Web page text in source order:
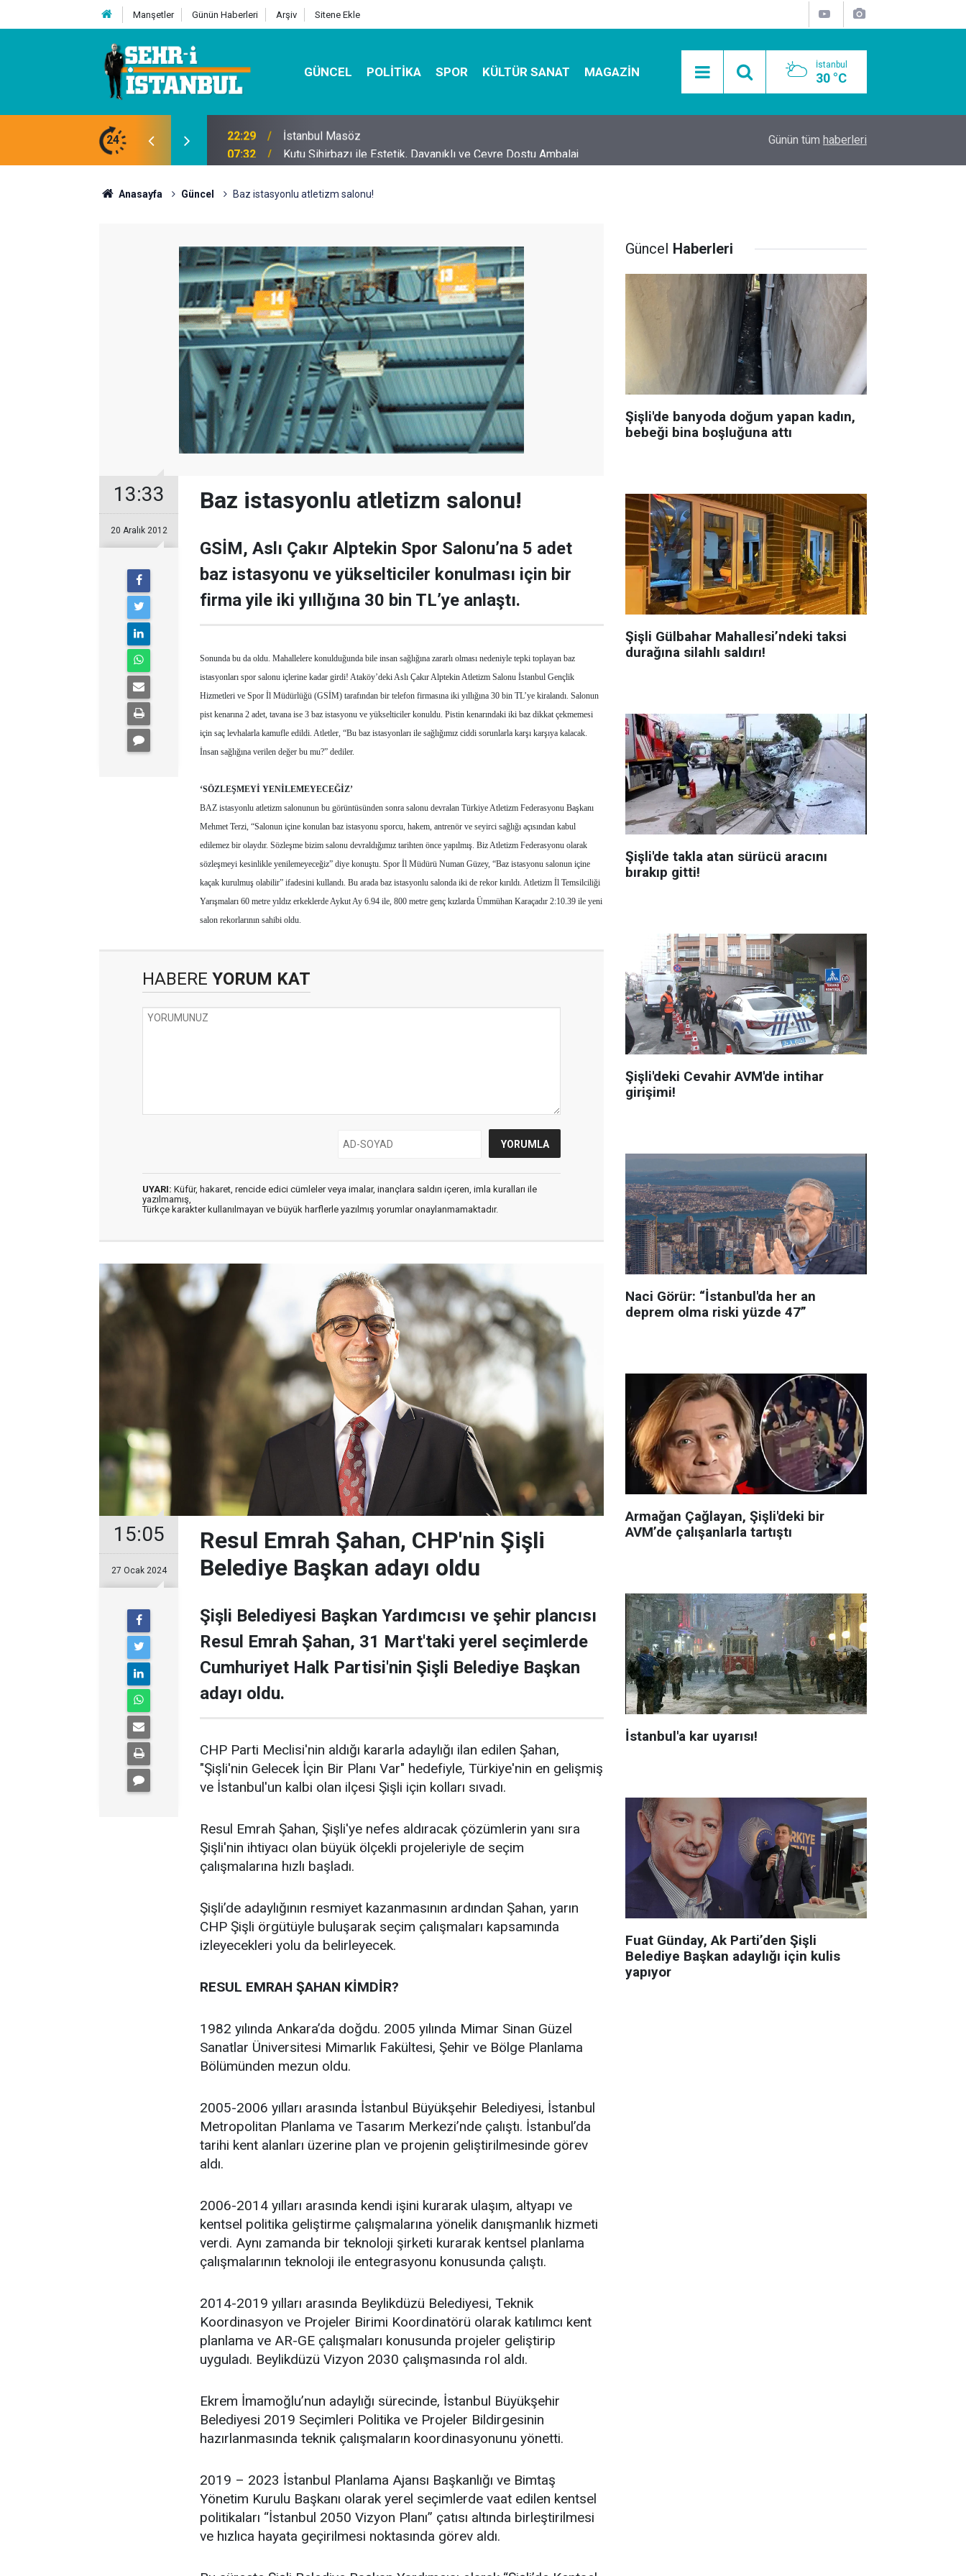
Manşetler Günün Haberleri Arşiv Sitene Ekle
GÜNCEL POLITIKA SPOR KÜLTÜR SANAT MAGAZIN İstanbul
30 °C
24 07:32 Kutu Sihirbazı ile Estetik, Dayanıklı ve Çevre Dostu Ambalaj Mobil Araçlarla Hayır Lokması Dağıtımının
Günün tüm haberleri
Anasayfa Güncel Baz istasyonlu atletizm salonu!
13:33
20 Aralık 2012
Baz istasyonlu atletizm salonu!
GSİM, Aslı Çakır Alptekin Spor Salonu’na 5 adet
baz istasyonu ve yükselticiler konulması için bir
firma yile iki yıllığına 30 bin TL’ye anlaştı.
Sonunda bu da oldu. Mahallelere konulduğunda bile insan sağlığına zararlı olması nedeniyle tepki toplayan baz
istasyonları spor salonu içlerine kadar girdi! Ataköy’deki Aslı Çakır Alptekin Atletizm Salonu İstanbul Gençlik
Hizmetleri ve Spor İl Müdürlüğü (GSİM) tarafından bir telefon firmasına iki yıllığına 30 bin TL’ye kiralandı. Salonun
pist kenarına 2 adet, tavana ise 3 baz istasyonu ve yükselticiler konuldu. Pistin kenarındaki iki baz dikkat çekmemesi
için saç levhalarla kamufle edildi. Atletler, “Bu baz istasyonları ile sağlığımız ciddi sorunlarla karşı karşıya kalacak.
İnsan sağlığına verilen değer bu mu?” dediler.
‘SÖZLEŞMEYİ YENİLEMEYECEĞİZ’
BAZ istasyonlu atletizm salonunun bu görüntüsünden sonra salonu devralan Türkiye Atletizm Federasyonu Başkanı
Mehmet Terzi, “Salonun içine konulan baz istasyonu sporcu, hakem, antrenör ve seyirci sağlığı açısından kabul
edilemez bir olaydır. Sözleşme bizim salonu devraldığımız tarihten önce yapılmış. Biz Atletizm Federasyonu olarak
sözleşmeyi kesinlikle yenilemeyeceğiz” diye konuştu. Spor İl Müdürü Numan Güzey, “Baz istasyonu salonun içine
kaçak kurulmuş olabilir” ifadesini kullandı. Bu arada baz istasyonlu salonda iki de rekor kırıldı. Atletizm İl Temsilciliği
Yarışmaları 60 metre yıldız erkeklerde Aykut Ay 6.94 ile, 800 metre genç kızlarda Ümmühan Karaçadır 2:10.39 ile yeni
salon rekorlarının sahibi oldu.
HABERE YORUM KAT
UYARI: Küfür, hakaret, rencide edici cümleler veya imalar, inançlara saldırı içeren, imla kuralları ile
yazılmamış,
Türkçe karakter kullanılmayan ve büyük harflerle yazılmış yorumlar onaylanmamaktadır.
15:05
27 Ocak 2024
Resul Emrah Şahan, CHP'nin Şişli
Belediye Başkan adayı oldu
Şişli Belediyesi Başkan Yardımcısı ve şehir plancısı
Resul Emrah Şahan, 31 Mart'taki yerel seçimlerde
Cumhuriyet Halk Partisi'nin Şişli Belediye Başkan
adayı oldu.
CHP Parti Meclisi'nin aldığı kararla adaylığı ilan edilen Şahan,
"Şişli'nin Gelecek İçin Bir Planı Var" hedefiyle, Türkiye'nin en gelişmiş
ve İstanbul'un kalbi olan ilçesi Şişli için kolları sıvadı.
Resul Emrah Şahan, Şişli'ye nefes aldıracak çözümlerin yanı sıra
Şişli'nin ihtiyacı olan büyük ölçekli projeleriyle de seçim
çalışmalarına hızlı başladı.
Şişli’de adaylığının resmiyet kazanmasının ardından Şahan, yarın
CHP Şişli örgütüyle buluşarak seçim çalışmaları kapsamında
izleyecekleri yolu da belirleyecek.
RESUL EMRAH ŞAHAN KİMDİR?
1982 yılında Ankara’da doğdu. 2005 yılında Mimar Sinan Güzel
Sanatlar Üniversitesi Mimarlık Fakültesi, Şehir ve Bölge Planlama
Bölümünden mezun oldu.
2005-2006 yılları arasında İstanbul Büyükşehir Belediyesi, İstanbul
Metropolitan Planlama ve Tasarım Merkezi’nde çalıştı. İstanbul’da
tarihi kent alanları üzerine plan ve projenin geliştirilmesinde görev
aldı.
2006-2014 yılları arasında kendi işini kurarak ulaşım, altyapı ve
kentsel politika geliştirme çalışmalarına yönelik danışmanlık hizmeti
verdi. Aynı zamanda bir teknoloji şirketi kurarak kentsel planlama
çalışmalarının teknoloji ile entegrasyonu konusunda çalıştı.
2014-2019 yılları arasında Beylikdüzü Belediyesi, Teknik
Koordinasyon ve Projeler Birimi Koordinatörü olarak katılımcı kent
planlama ve AR-GE çalışmaları konusunda projeler geliştirip
uyguladı. Beylikdüzü Vizyon 2030 çalışmasında rol aldı.
Ekrem İmamoğlu’nun adaylığı sürecinde, İstanbul Büyükşehir
Belediyesi 2019 Seçimleri Politika ve Projeler Bildirgesinin
hazırlanmasında teknik çalışmaların koordinasyonunu yönetti.
2019 – 2023 İstanbul Planlama Ajansı Başkanlığı ve Bimtaş
Yönetim Kurulu Başkanı olarak yerel seçimlerde vaat edilen kentsel
politikaları “İstanbul 2050 Vizyon Planı” çatısı altında birleştirilmesi
ve hızlıca hayata geçirilmesi noktasında görev aldı.
Güncel Haberleri
Şişli'de banyoda doğum yapan kadın,
bebeği bina boşluğuna attı
Şişli Gülbahar Mahallesi’ndeki taksi
durağına silahlı saldırı!
Şişli'de takla atan sürücü aracını
bırakıp gitti!
Şişli'deki Cevahir AVM'de intihar
girişimi!
Naci Görür: “İstanbul'da her an
deprem olma riski yüzde 47”
Armağan Çağlayan, Şişli'deki bir
AVM’de çalışanlarla tartıştı
İstanbul'a kar uyarısı!
Fuat Günday, Ak Parti’den Şişli
Belediye Başkan adaylığı için kulis
yapıyor